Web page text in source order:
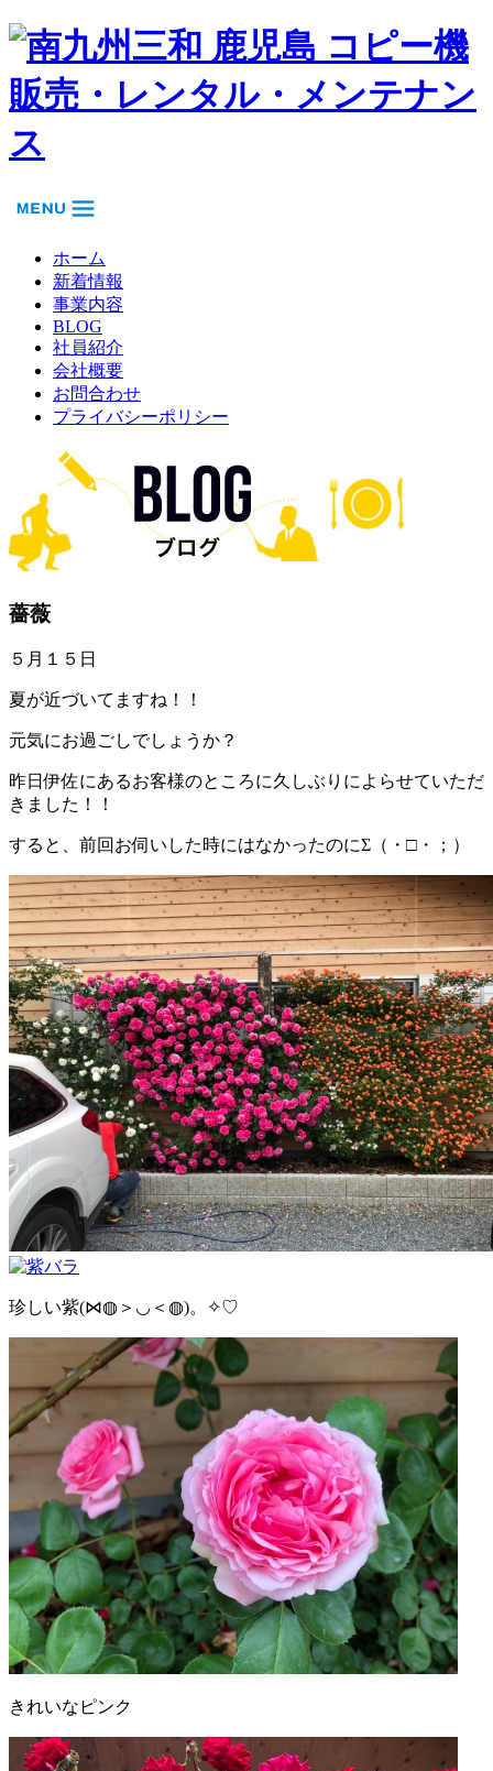
ホーム
新着情報
事業内容
BLOG
社員紹介
会社概要
お問合わせ
プライバシーポリシー
薔薇
５月１５日
夏が近づいてますね！！
元気にお過ごしでしょうか？
昨日伊佐にあるお客様のところに久しぶりによらせていただ
きました！！
すると、前回お伺いした時にはなかったのにΣ（・□・；）
珍しい紫(⋈◍＞◡＜◍)。✧♡
きれいなピンク